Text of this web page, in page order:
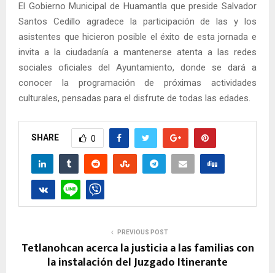
El Gobierno Municipal de Huamantla que preside Salvador
Santos Cedillo agradece la participación de las y los
asistentes que hicieron posible el éxito de esta jornada e
invita a la ciudadanía a mantenerse atenta a las redes
sociales oficiales del Ayuntamiento, donde se dará a
conocer la programación de próximas actividades
culturales, pensadas para el disfrute de todas las edades.
SHARE 0
PREVIOUS POST
Tetlanohcan acerca la justicia a las familias con
la instalación del Juzgado Itinerante